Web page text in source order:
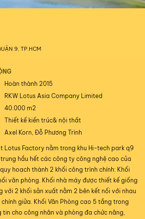
9, TP.HCM
Hoàn thành 2015
RKW Lotus Asia Company Limited
40.000 m2
Thiết kế kiến trúc& nội thất
Axel Korn, Đỗ Phương Trình
Lotus Factory nằm trong khu Hi-tech park q9
hầu hết các công ty công nghệ cao của
hoạch thành 2 khối công trình chính: Khối
văn phòng. Khối nhà máy được thiết kế giống
với 2 khối sản xuất nằm 2 bên kết nối với nhau
giửa. Khối Văn Phòng cao 5 tầng trong
cho công nhân và phòng đa chức năng,